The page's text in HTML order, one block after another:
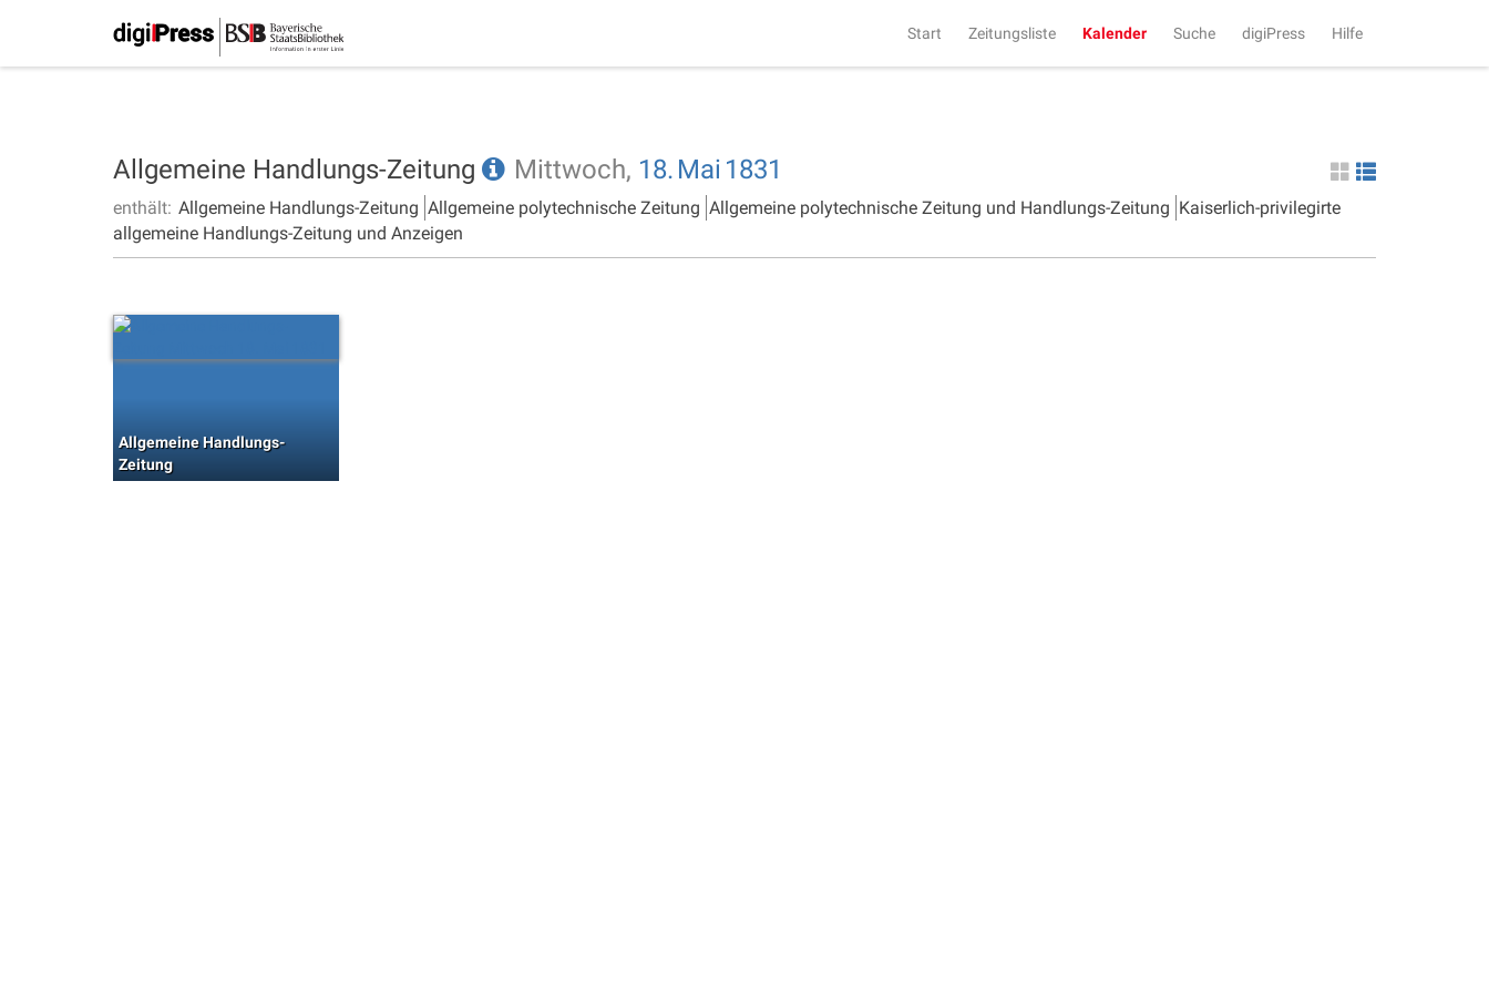
Start Zeitungsliste Kalender Suche digiPress Hilfe
Allgemeine Handlungs-Zeitung Mittwoch, 18. Mai 1831
enthält: Allgemeine Handlungs-Zeitung Allgemeine polytechnische Zeitung Allgemeine polytechnische Zeitung und Handlungs-Zeitung Kaiserlich-privilegirte
allgemeine Handlungs-Zeitung und Anzeigen
Allgemeine Handlungs-
Zeitung